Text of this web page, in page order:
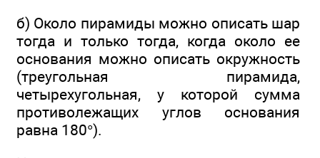
б) Около пирамиды можно описать шар
тогда и только тогда, когда около ее
основания можно описать окружность
(треугольная пирамида,
четырехугольная, у которой сумма
противолежащих углов основания
равна 180°).